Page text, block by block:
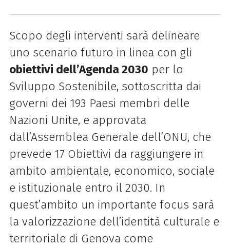
Scopo degli interventi sarà delineare
uno scenario futuro in linea con gli
obiettivi dell’Agenda 2030 per lo
Sviluppo Sostenibile, sottoscritta dai
governi dei 193 Paesi membri delle
Nazioni Unite, e approvata
dall’Assemblea Generale dell’ONU, che
prevede 17 Obiettivi da raggiungere in
ambito ambientale, economico, sociale
e istituzionale entro il 2030. In
quest’ambito un importante focus sarà
la valorizzazione dell’identità culturale e
territoriale di Genova come